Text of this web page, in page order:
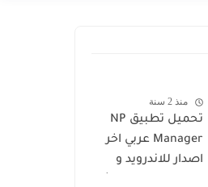
منذ 2 سنة
تحميل تطبيق NP
Manager عربي اخر
اصدار للاندرويد و